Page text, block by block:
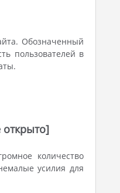
Обозначенный
пользователей в
количество
усилия для